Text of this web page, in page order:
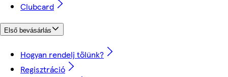
Clubcard
Első bevásárlás
Hogyan rendelj tőlünk?
Regisztráció